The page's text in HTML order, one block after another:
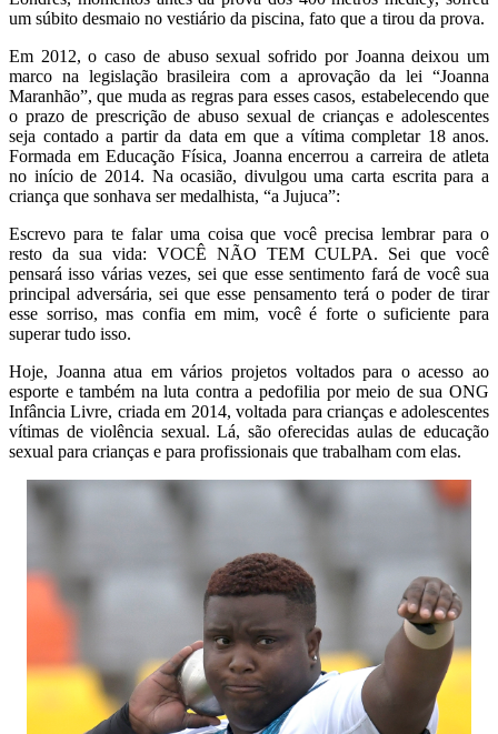
um súbito desmaio no vestiário da piscina, fato que a tirou da prova.
Em 2012, o caso de abuso sexual sofrido por Joanna deixou um
marco na legislação brasileira com a aprovação da lei “Joanna
Maranhão”, que muda as regras para esses casos, estabelecendo que
o prazo de prescrição de abuso sexual de crianças e adolescentes
seja contado a partir da data em que a vítima completar 18 anos.
Formada em Educação Física, Joanna encerrou a carreira de atleta
no início de 2014. Na ocasião, divulgou uma carta escrita para a
criança que sonhava ser medalhista, “a Jujuca”:
Escrevo para te falar uma coisa que você precisa lembrar para o
resto da sua vida: VOCÊ NÃO TEM CULPA. Sei que você
pensará isso várias vezes, sei que esse sentimento fará de você sua
principal adversária, sei que esse pensamento terá o poder de tirar
esse sorriso, mas confia em mim, você é forte o suficiente para
superar tudo isso.
Hoje, Joanna atua em vários projetos voltados para o acesso ao
esporte e também na luta contra a pedofilia por meio de sua ONG
Infância Livre, criada em 2014, voltada para crianças e adolescentes
vítimas de violência sexual. Lá, são oferecidas aulas de educação
sexual para crianças e para profissionais que trabalham com elas.